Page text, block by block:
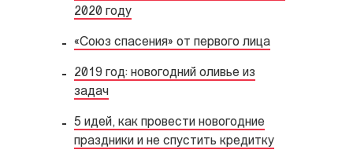
2020 году
«Союз спасения» от первого лица
2019 год: новогодний оливье из
задач
5 идей, как провести новогодние
праздники и не спустить кредитку